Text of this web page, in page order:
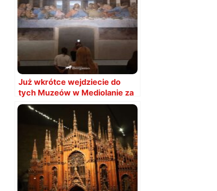
Już wkrótce wejdziecie do
tych Muzeów w Mediolanie za
darmo